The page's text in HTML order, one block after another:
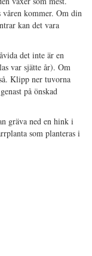
kommer. Om din
kan det vara
det inte är en
var sjätte år). Om
Klipp ner tuvorna
på önskad
gräva ned en hink i
som planteras i